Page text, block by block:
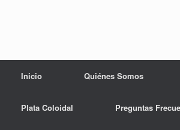
Inicio Quiénes Somos
Plata Coloidal Preguntas